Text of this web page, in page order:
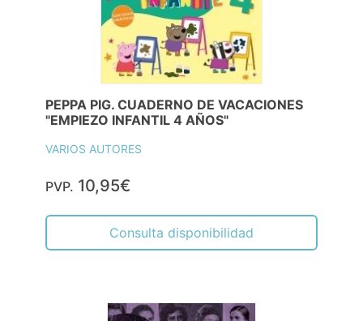
PEPPA PIG. CUADERNO DE VACACIONES
"EMPIEZO INFANTIL 4 AÑOS"
VARIOS AUTORES
PVP. 10,95€
Consulta disponibilidad